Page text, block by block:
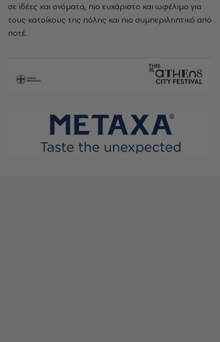
σε ιδέες και ονόματα, πιο ευχάριστο και ωφέλιμο για
τους κατοίκους της πόλης και πιο συμπεριληπτικό από
ποτέ.